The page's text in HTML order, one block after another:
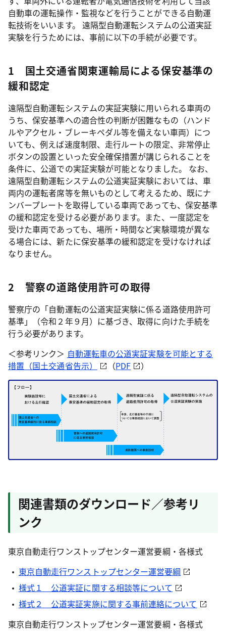
自動車の運転操作・監視などを行うことができる自動運
転技術をいいます。 遠隔型自動運転システムの公道実証
実験を行うためには、事前に以下の手続が必要です。
1 国土交通省関東運輸局による保安基準の
緩和認定
遠隔型自動運転システムの実証実験に用いられる車両の
うち、保安基準への適合性の判断が困難なもの（ハンド
ルやアクセル・ブレーキペダル等を備えない車両）につ
いても、例えば速度制限、走行ルートの限定、非常停止
ボタンの設置といった安全確保措置が講じられることを
条件に、公道での実証実験が可能となりました。 なお、
遠隔型自動運転システムの公道実証実験においては、車
両内の運転者席等を無いものとして考えるため、既にナ
ンバープレートを取得している車両であっても、保安基準
の緩和認定を受ける必要があります。また、一度認定を
受けた車両であっても、場所・時間など実験環境が異な
る場合には、新たに保安基準の緩和認定を受けなければ
なりません。
2 警察の道路使用許可の取得
警察庁の「自動運転の公道実証実験に係る道路使用許可
基準」（令和２年９月）に基づき、取得に向けた手続を
行う必要があります。
＜参考リンク＞ 自動運転車の公道実証実験を可能とする
措置（国土交通省告示）
（PDF ）
関連書類のダウンロード／参考リ
ンク
東京自動走行ワンストップセンター運営要綱・各様式
東京自動走行ワンストップセンター運営要綱
様式１ 公道実証に関する相談等について
様式２ 公道実証実施に関する事前連絡について
東京自動走行ワンストップセンター運営要綱・各様式